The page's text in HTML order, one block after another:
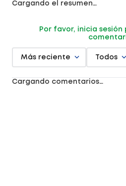
Cargando el resumen…
Por favor, inicia sesión
Más reciente Todos
Cargando comentarios…